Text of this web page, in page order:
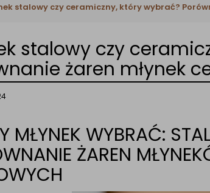
stalowy czy ceramiczny, który wybrać?
stalowy czy
żaren młynek
MŁYNEK WYBRAĆ:
ŻAREN